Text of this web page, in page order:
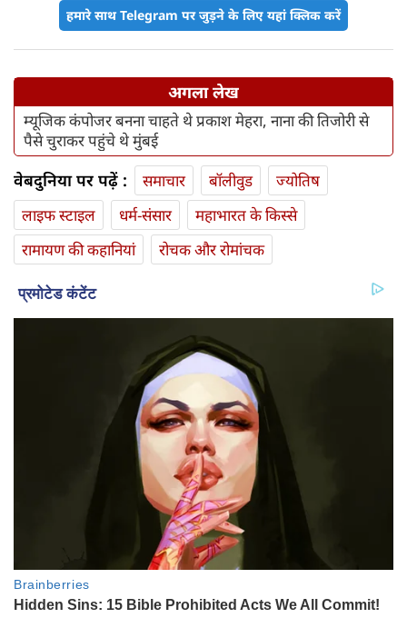
हमारे साथ Telegram पर जुड़ने के लिए यहां क्लिक करें
अगला लेख
म्यूजिक कंपोजर बनना चाहते थे प्रकाश मेहरा, नाना की तिजोरी से
पैसे चुराकर पहुंचे थे मुंबई
वेबदुनिया पर पढ़ें : समाचार बॉलीवुड
ज्योतिष
लाइफ स्‍टाइल
धर्म-संसार
महाभारत के किस्से
रामायण की कहानियां
रोचक और रोमांचक